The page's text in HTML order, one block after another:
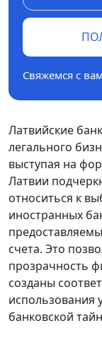
Свяжемся с
Латвийские
легального
выступая на
Латвии
относиться к
иностранных
счета. Это
прозрачность
созданы
использования
банковской